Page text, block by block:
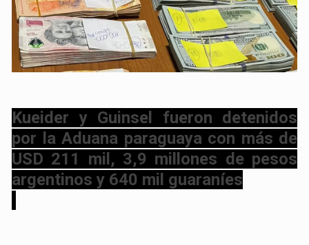
Kueider y Guinsel fueron detenidos
por la Aduana paraguaya con más de
USD 211 mil, 3,9 millones de pesos
argentinos y 640 mil guaraníes